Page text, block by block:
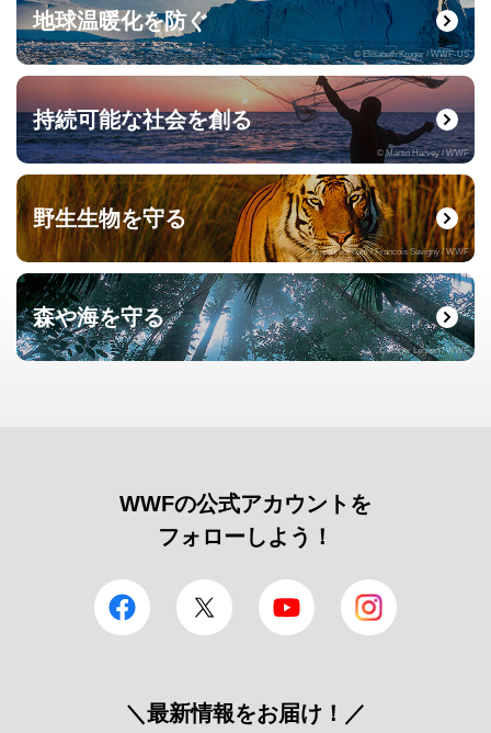
地球温暖化を防ぐ
© Elisabeth Kruger / WWF-US
持続可能な社会を創る
© Martin Harvey / WWF
野生生物を守る
© naturepl.com / Francois Savigny / WWF
森や海を守る
© Roger Leguen / WWF
WWFの公式アカウントを
フォローしよう！
facebook Twitter YouTube
＼最新情報をお届け！／